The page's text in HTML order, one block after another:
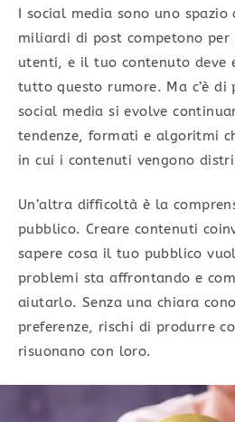
I social media sono uno
miliardi di post competono per
utenti, e il tuo contenuto deve
tutto questo rumore. Ma c’è di
social media si evolve
tendenze, formati e algoritmi
in cui i contenuti vengono
Un’altra difficoltà è la
pubblico. Creare contenuti
sapere cosa il tuo pubblico
problemi sta affrontando e
aiutarlo. Senza una chiara
preferenze, rischi di produrre
risuonano con loro.